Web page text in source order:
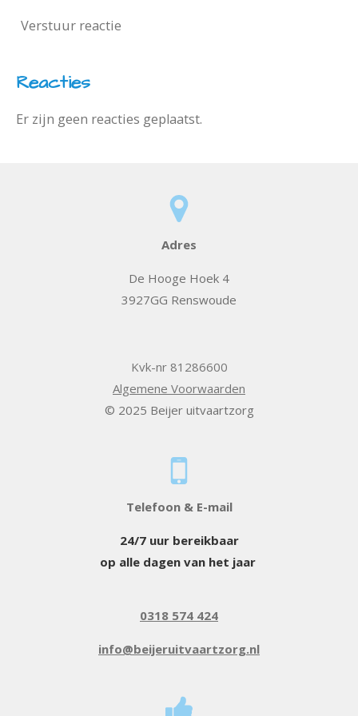
Verstuur reactie
Reacties
Er zijn geen reacties geplaatst.
Adres
De Hooge Hoek 4
3927GG Renswoude
Kvk-nr 81286600
Algemene Voorwaarden
© 2025 Beijer uitvaartzorg
Telefoon & E-mail
24/7 uur bereikbaar
op alle dagen van het jaar
0318 574 424
info@beijeruitvaartzorg.nl